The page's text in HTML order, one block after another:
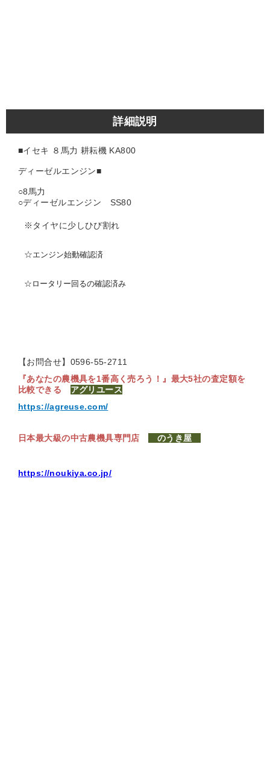
詳細説明
■イセキ ８馬力 耕耘機 KA800
ディーゼルエンジン■
○8馬力
○ディーゼルエンジン SS80
※タイヤに少しひび割れ
☆エンジン始動確認済
☆ロータリー回るの確認済み
【お問合せ】0596-55-2711
『あなたの農機具を1番高く売ろう！』 最大5社の査定額を
比較できる アグリユース
https://agreuse.com/
日本最大級の中古農機具専門店 のうき屋
https://noukiya.co.jp/